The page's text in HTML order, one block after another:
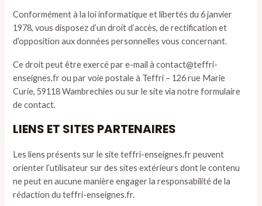
Conformément à la loi informatique et libertés du 6 janvier
1978, vous disposez d’un droit d’accès, de rectification et
d’opposition aux données personnelles vous concernant.
Ce droit peut être exercé par e-mail à contact@teffri-
enseignes.fr ou par voie postale à Teffri – 126 rue Marie
Curie, 59118 Wambrechies ou sur le site via notre formulaire
de contact.
LIENS ET SITES PARTENAIRES
Les liens présents sur le site teffri-enseignes.fr peuvent
orienter l’utilisateur sur des sites extérieurs dont le contenu
ne peut en aucune manière engager la responsabilité de la
rédaction du teffri-enseignes.fr.